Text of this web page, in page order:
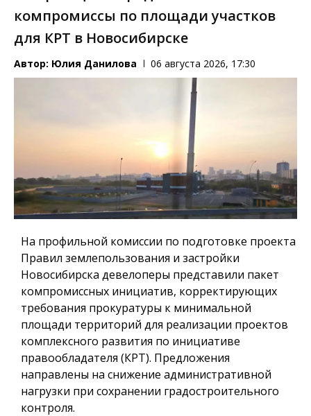
компромиссы по площади участков
для КРТ в Новосибирске
Автор: Юлия Данилова 06 августа 2026, 17:30
На профильной комиссии по подготовке проекта
Правил землепользования и застройки
Новосибирска девелоперы представили пакет
компромиссных инициатив, корректирующих
требования прокуратуры к минимальной
площади территорий для реализации проектов
комплексного развития по инициативе
правообладателя (КРТ). Предложения
направлены на снижение административной
нагрузки при сохранении градостроительного
контроля.